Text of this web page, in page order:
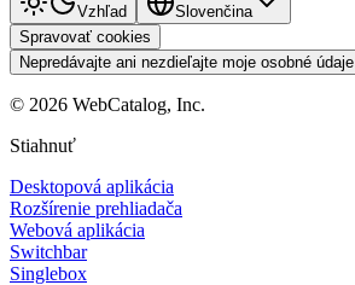
Vzhľad
Slovenčina
Spravovať cookies
Nepredávajte ani nezdieľajte moje osobné údaje
© 2026 WebCatalog, Inc.
Stiahnuť
Desktopová aplikácia
Rozšírenie prehliadača
Webová aplikácia
Switchbar
Singlebox